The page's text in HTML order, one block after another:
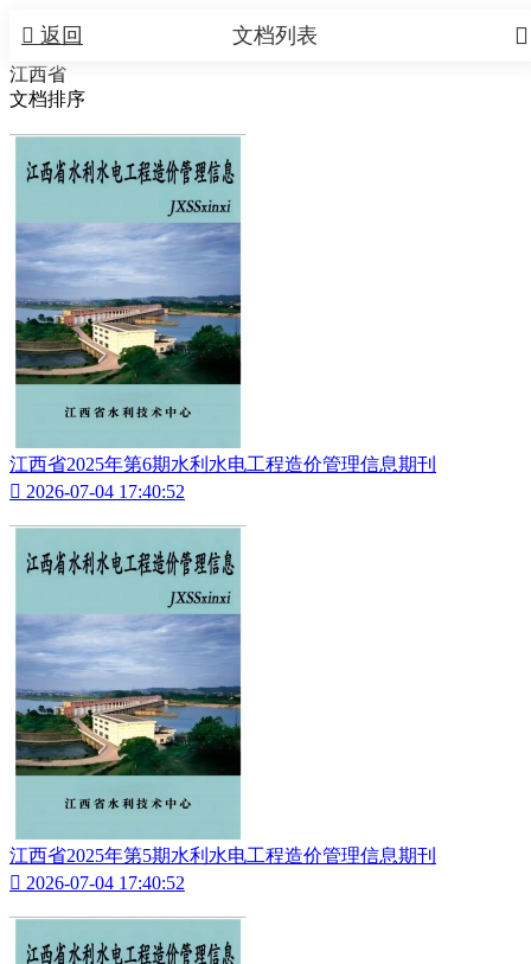
 返回 
文档列表
江西省
文档排序
江西省2025年第6期水利水电工程造价管理信息期刊
 2026-07-04 17:40:52
江西省2025年第5期水利水电工程造价管理信息期刊
 2026-07-04 17:40:52